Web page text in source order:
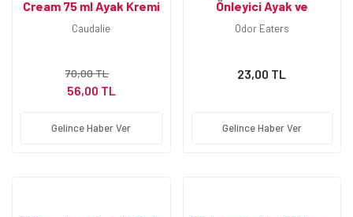
Cream 75 ml Ayak Kremi
Caudalie
70,00 TL
56,00 TL
Gelince Haber Ver
Önleyici Ayak ve
Ayakkabı Spreyi 150 ml
Odor Eaters
23,00 TL
Gelince Haber Ver